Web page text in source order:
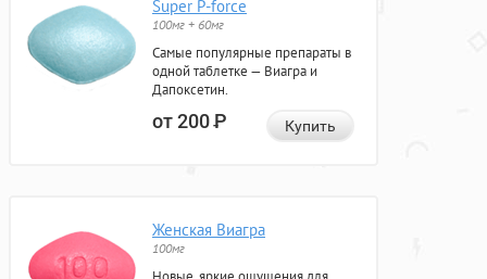
Super P-force
100мг + 60мг
Самые популярные препараты в
одной таблетке — Виагра и
Дапоксетин.
от 200Р Купить
Женская Виагра
100мг